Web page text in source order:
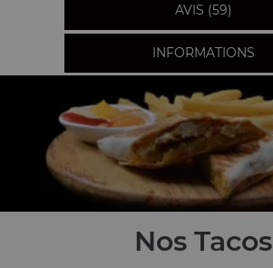
AVIS (59)
INFORMATIONS
Nos Tacos